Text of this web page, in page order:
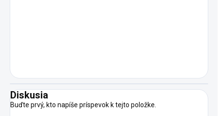
Diskusia
Buďte prvý, kto napíše príspevok k tejto položke.